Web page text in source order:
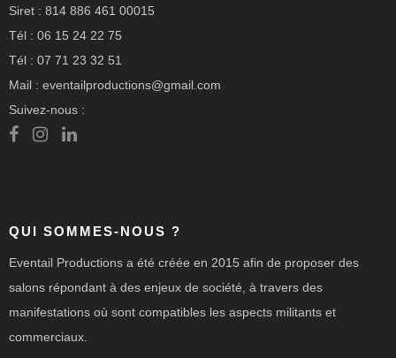
Siret : 814 886 461 00015
Tél : 06 15 24 22 75
Tél : 07 71 23 32 51
Mail : eventailproductions@gmail.com
Suivez-nous :
QUI SOMMES-NOUS ?
Eventail Productions a été créée en 2015 afin de proposer des
salons répondant à des enjeux de société, à travers des
manifestations où sont compatibles les aspects militants et
commerciaux.